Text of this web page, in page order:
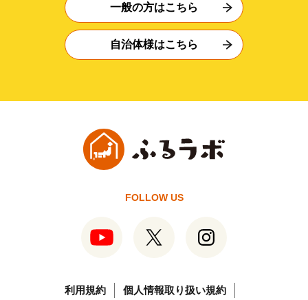
一般の方はこちら
自治体様はこちら
FOLLOW US
利用規約 個人情報取り扱い規約